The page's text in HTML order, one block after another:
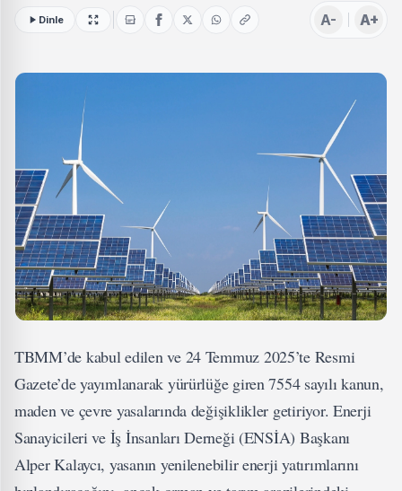
Dinle A- A+
TBMM’de kabul edilen ve 24 Temmuz 2025’te Resmi
Gazete’de yayımlanarak yürürlüğe giren 7554 sayılı kanun,
maden ve çevre yasalarında değişiklikler getiriyor. Enerji
Sanayicileri ve İş İnsanları Derneği (ENSİA) Başkanı
Alper Kalaycı, yasanın yenilenebilir enerji yatırımlarını